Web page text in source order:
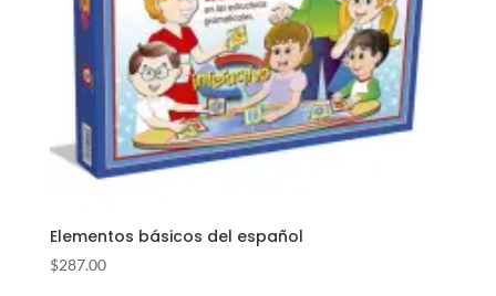
Elementos básicos del español
$287.00